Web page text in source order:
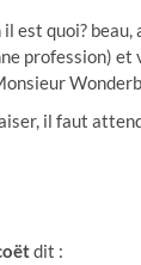
est quoi?
profession)
il faut
dit :